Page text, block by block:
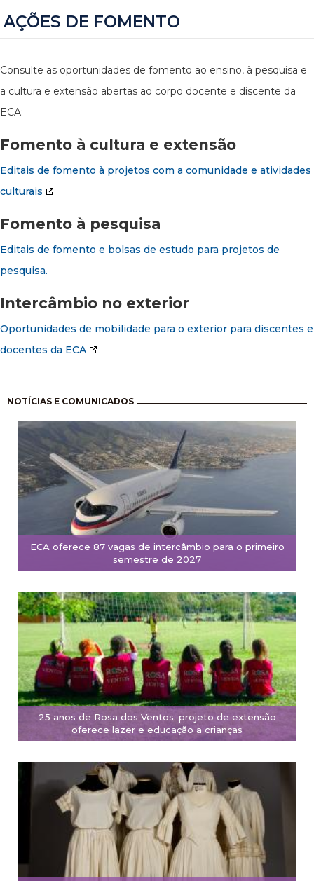
AÇÕES DE FOMENTO
Consulte as oportunidades de fomento ao ensino, à pesquisa e
a cultura e extensão abertas ao corpo docente e discente da
ECA:
Fomento à cultura e extensão
Editais de fomento à projetos com a comunidade e atividades
culturais
Fomento à pesquisa
Editais de fomento e bolsas de estudo para projetos de
pesquisa.
Intercâmbio no exterior
Oportunidades de mobilidade para o exterior para discentes e
docentes da ECA
.
NOTÍCIAS E COMUNICADOS
ECA oferece 87 vagas de intercâmbio para o primeiro
semestre de 2027
25 anos de Rosa dos Ventos: projeto de extensão
oferece lazer e educação a crianças
Pagination